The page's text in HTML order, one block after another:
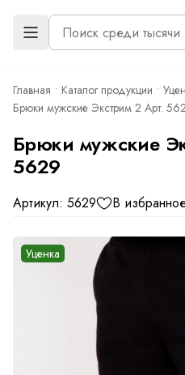
Главная Каталог продукции
Брюки мужские Экстрим 2 Арт.
Брюки мужские
5629
Артикул: 5629 В
Уценка